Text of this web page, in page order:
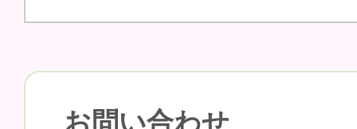
お問い合わせ